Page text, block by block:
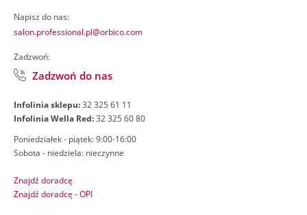
Napisz do nas:
salon.professional.pl@orbico.com
Zadzwoń:
Zadzwoń do nas
Infolinia sklepu:32 325 61 11
Infolinia Wella Red:32 325 60 80
Poniedziałek - piątek: 9:00-16:00
Sobota - niedziela: nieczynne
Znajdź doradcę
Znajdź doradcę - OPI